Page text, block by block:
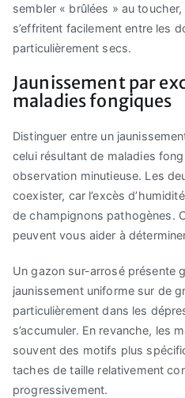
sembler « brûlées » au
s’effritent facilement entre les
particulièrement secs.
Jaunissement par
maladies fongiques
Distinguer entre un
celui résultant de maladies
observation minutieuse. Les
coexister, car l’excès
de champignons pathogènes.
peuvent vous aider à
Un gazon sur-arrosé présente
jaunissement uniforme sur de
particulièrement dans les
s’accumuler. En revanche, les
souvent des motifs plus
taches de taille relativement
progressivement.